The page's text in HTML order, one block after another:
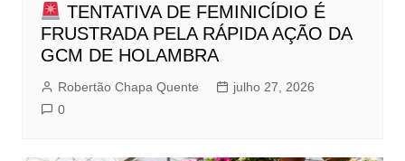
TENTATIVA DE FEMINICÍDIO É
FRUSTRADA PELA RÁPIDA AÇÃO DA
GCM DE HOLAMBRA
Robertão Chapa Quente
julho 27, 2026
0